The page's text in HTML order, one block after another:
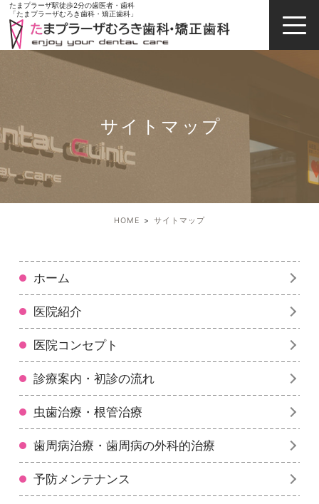
たまプラーザ駅徒歩2分の歯医者・歯科
「たまプラーザむろき歯科・矯正歯科」
サイトマップ
HOME サイトマップ
ホーム
医院紹介
医院コンセプト
診療案内・初診の流れ
虫歯治療・根管治療
歯周病治療・歯周病の外科的治療
予防メンテナンス